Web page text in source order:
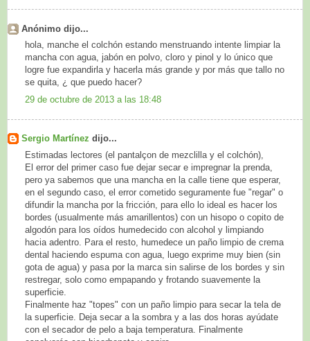
Anónimo dijo...
hola, manche el colchón estando menstruando intente limpiar la
mancha con agua, jabón en polvo, cloro y pinol y lo único que
logre fue expandirla y hacerla más grande y por más que tallo no
se quita, ¿ que puedo hacer?
29 de octubre de 2013 a las 18:48
Sergio Martínez dijo...
Estimadas lectores (el pantalçon de mezclilla y el colchón),
El error del primer caso fue dejar secar e impregnar la prenda,
pero ya sabemos que una mancha en la calle tiene que esperar,
en el segundo caso, el error cometido seguramente fue "regar" o
difundir la mancha por la fricción, para ello lo ideal es hacer los
bordes (usualmente más amarillentos) con un hisopo o copito de
algodón para los oídos humedecido con alcohol y limpiando
hacia adentro. Para el resto, humedece un paño limpio de crema
dental haciendo espuma con agua, luego exprime muy bien (sin
gota de agua) y pasa por la marca sin salirse de los bordes y sin
restregar, solo como empapando y frotando suavemente la
superficie.
Finalmente haz "topes" con un paño limpio para secar la tela de
la superficie. Deja secar a la sombra y a las dos horas ayúdate
con el secador de pelo a baja temperatura. Finalmente